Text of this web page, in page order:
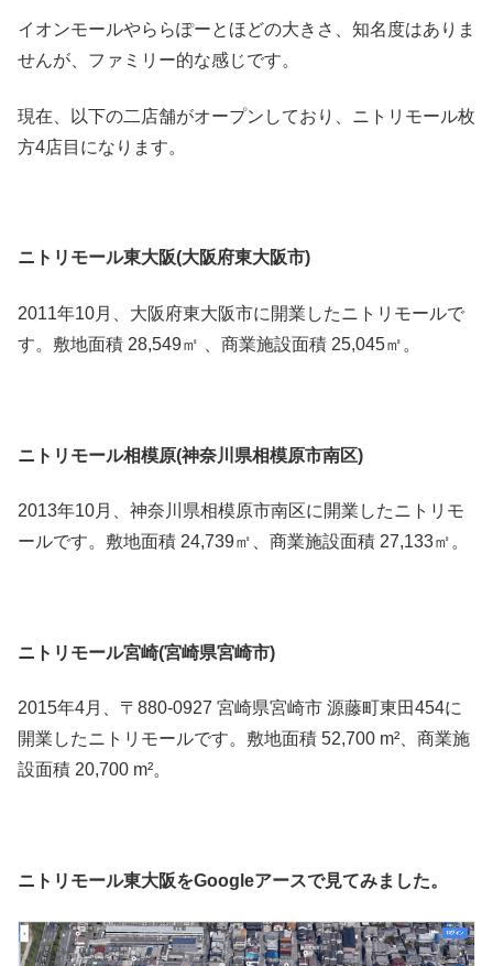
イオンモールやららぽーとほどの大きさ、知名度はありま
せんが、ファミリー的な感じです。
現在、以下の二店舗がオープンしており、ニトリモール枚
方4店目になります。
ニトリモール東大阪(大阪府東大阪市)
2011年10月、大阪府東大阪市に開業したニトリモールで
す。敷地面積 28,549㎡ 、商業施設面積 25,045㎡。
ニトリモール相模原(神奈川県相模原市南区)
2013年10月、神奈川県相模原市南区に開業したニトリモ
ールです。敷地面積 24,739㎡、商業施設面積 27,133㎡。
ニトリモール宮崎(宮崎県宮崎市)
2015年4月、〒880-0927 宮崎県宮崎市 源藤町東田454に
開業したニトリモールです。敷地面積 52,700 m²、商業施
設面積 20,700 m²。
ニトリモール東大阪をGoogleアースで見てみました。